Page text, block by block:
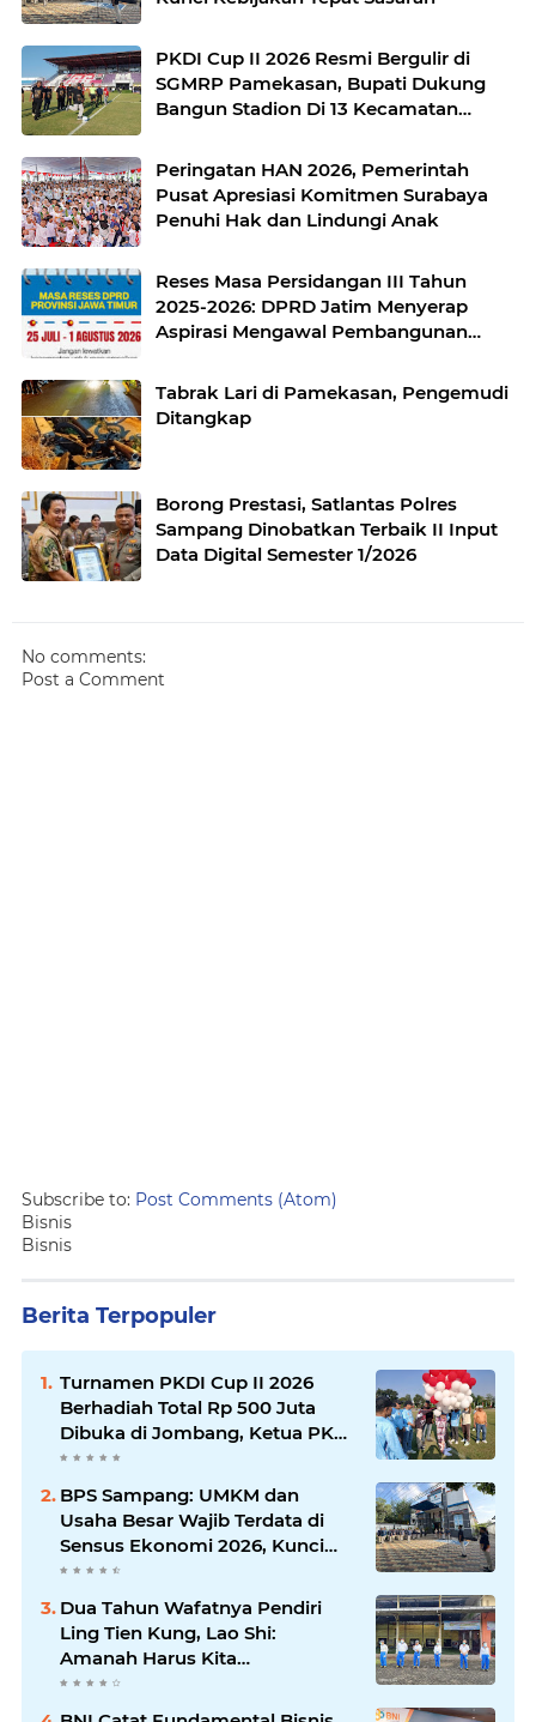
PKDI Cup II 2026 Resmi Bergulir di
SGMRP Pamekasan, Bupati Dukung
Bangun Stadion Di 13 Kecamatan
Peringatan HAN 2026, Pemerintah
Pusat Apresiasi Komitmen Surabaya
Penuhi Hak dan Lindungi Anak
Reses Masa Persidangan III Tahun
2025-2026: DPRD Jatim Menyerap
Aspirasi Mengawal Pembangunan
Tabrak Lari di Pamekasan, Pengemudi
Ditangkap
Borong Prestasi, Satlantas Polres
Sampang Dinobatkan Terbaik II Input
Data Digital Semester 1/2026
No comments:
Post a Comment
Subscribe to: Post Comments (Atom)
Bisnis
Bisnis
Berita Terpopuler
Turnamen PKDI Cup II 2026
Berhadiah Total Rp 500 Juta
Dibuka di Jombang, Ketua PKDI
Jatim Syaifullah Mahdi: Ajang
Komunikasi Antar-Kades untuk
Memajukan Desa
BPS Sampang: UMKM dan
Usaha Besar Wajib Terdata di
Sensus Ekonomi 2026, Kunci
Kebijakan Tepat Sasaran
Dua Tahun Wafatnya Pendiri
Ling Tien Kung, Lao Shi:
Amanah Harus Kita
Laksanakan!